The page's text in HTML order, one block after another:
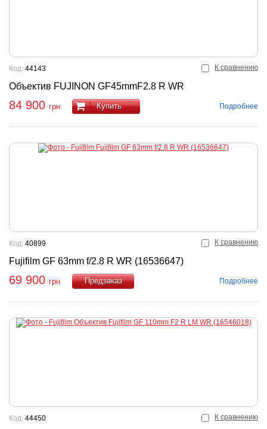
К сравнению
Объектив FUJINON GF45mmF2.8 R WR
Код: 44143
84 900 грн Купить Подробнее
К сравнению
Fujifilm GF 63mm f/2.8 R WR (16536647)
Код: 40899
69 900 грн
Подробнее
К сравнению
Код: 44450